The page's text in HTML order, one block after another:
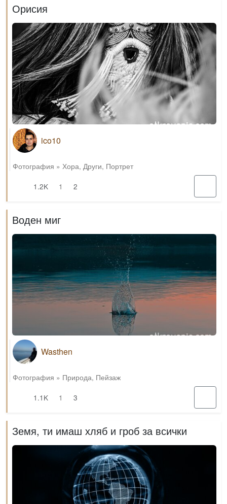
Орисия
ico10
Фотография » Хора, Други, Портрет
1.2K
1 2
Воден миг
Wasthen
Фотография » Природа, Пейзаж
1.1K
1 3
Земя, ти имаш хляб и гроб за всички